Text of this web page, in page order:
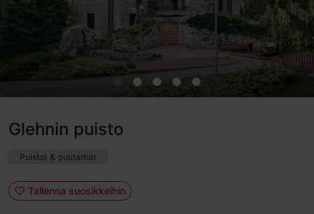
Glehnin puisto
Puistot & puutarhat
Tallenna suosikkeihin